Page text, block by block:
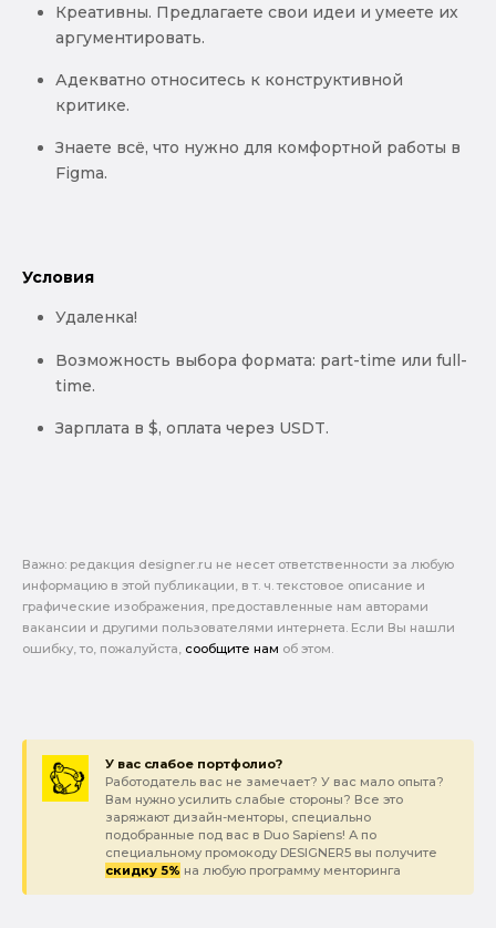
Креативны. Предлагаете свои идеи и умеете их
аргументировать.
Адекватно относитесь к конструктивной
критике.
Знаете всё, что нужно для комфортной работы в
Figma.
Условия
Удаленка!
Возможность выбора формата: part-time или full-
time.
Зарплата в $, оплата через USDT.
Важно: pедакция designer.ru не несет ответственности за любую
информацию в этой публикации, в т. ч. текстовое описание и
графические изображения, предоставленные нам авторами
вакансии и другими пользователями интернета. Если Вы нашли
ошибку, то, пожалуйста, сообщите нам об этом.
У вас слабое портфолио?
Работодатель вас не замечает? У вас мало опыта?
Вам нужно усилить слабые стороны? Все это
заряжают дизайн-менторы, специально
подобранные под вас в Duo Sapiens! А по
специальному промокоду DESIGNER5 вы получите
скидку 5% на любую программу менторинга